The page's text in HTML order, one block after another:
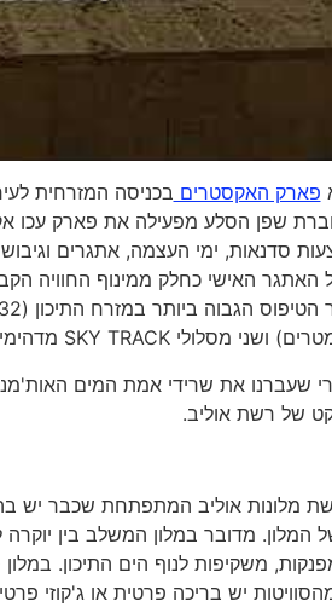
פארק האקסטרים בכניסה המזרחית
שפן הסלע מפעילה את פארק עכו
סדנאות, ימי העצמה, אתגרים וגיבוש
האישי כחלק ממינוף החוויה
של רשת אוליב.
מלונות אוליב המתפתחת שכבר יש בה
המלון. מדובר במלון המשלב בין
יש בריכה פרטית או ג'קוזי